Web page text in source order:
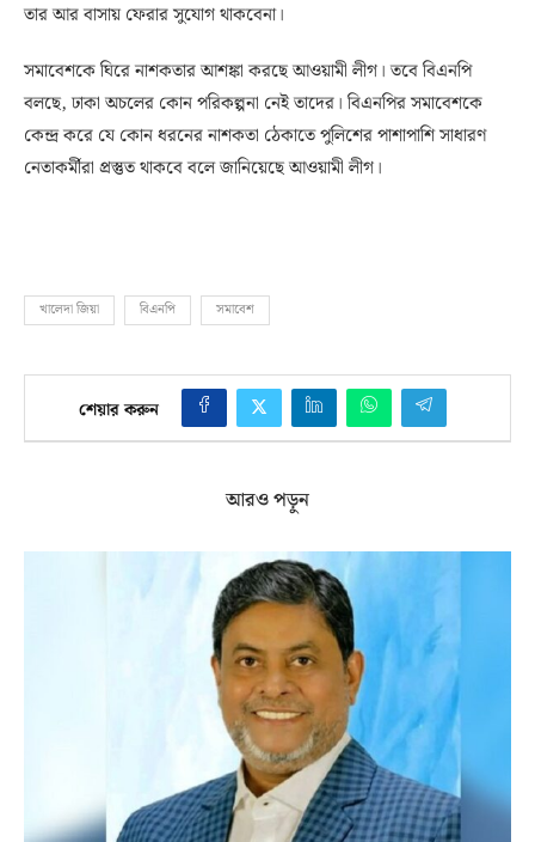
তার আর বাসায় ফেরার সুযোগ থাকবেনা।
সমাবেশকে ঘিরে নাশকতার আশঙ্কা করছে আওয়ামী লীগ। তবে বিএনপি
বলছে, ঢাকা অচলের কোন পরিকল্পনা নেই তাদের। বিএনপির সমাবেশকে
কেন্দ্র করে যে কোন ধরনের নাশকতা ঠেকাতে পুলিশের পাশাপাশি সাধারণ
নেতাকর্মীরা প্রস্তুত থাকবে বলে জানিয়েছে আওয়ামী লীগ।
খালেদা জিয়া বিএনপি সমাবেশ
শেয়ার করুন
আরও পড়ুন